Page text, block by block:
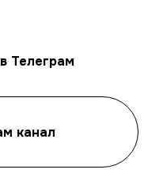
Телеграм
канал